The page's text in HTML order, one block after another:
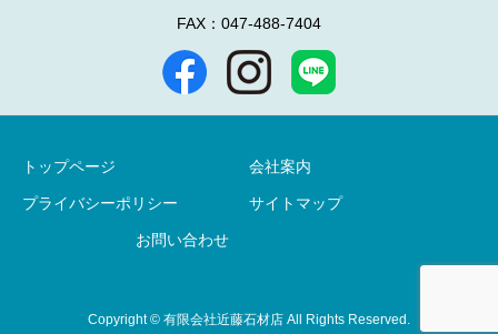
FAX：047-488-7404
トップページ 会社案内
プライバシーポリシー サイトマップ
お問い合わせ
Copyright © 有限会社近藤石材店 All Rights Reserved.